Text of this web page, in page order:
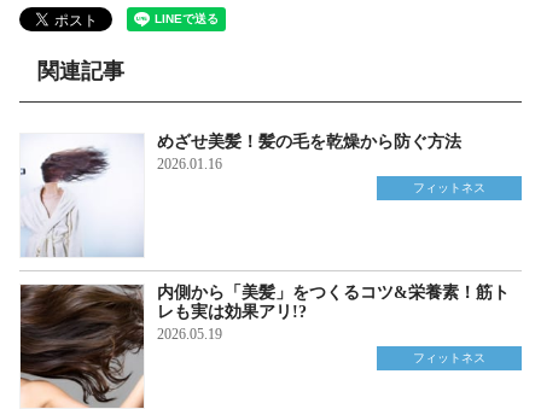
関連記事
めざせ美髪！髪の毛を乾燥から防ぐ方法
2026.01.16
フィットネス
内側から「美髪」をつくるコツ&栄養素！筋ト
レも実は効果アリ!?
2026.05.19
フィットネス